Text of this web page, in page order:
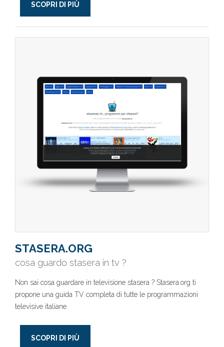
SCOPRI DI PIÙ
STASERA.ORG
cosa guardo stasera in tv ?
Non sai cosa guardare in televisione stasera ? Stasera.org ti
propone una guida TV completa di tutte le programmazioni
televisive italiane.
SCOPRI DI PIÙ